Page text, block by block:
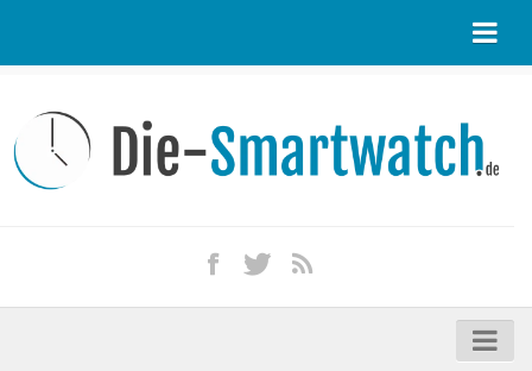
Kontakt / Tipp geben
Impressum
iPhone kaufen